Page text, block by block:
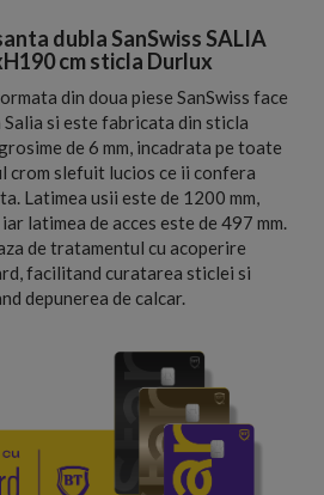
dubla SanSwiss SALIA
cm sticla Durlux
din doua piese SanSwiss face
si este fabricata din sticla
de 6 mm, incadrata pe toate
crom slefuit lucios ce ii confera
Latimea usii este de 1200 mm,
latimea de acces este de 497 mm.
de tratamentul cu acoperire
facilitand curatarea sticlei si
depunerea de calcar.